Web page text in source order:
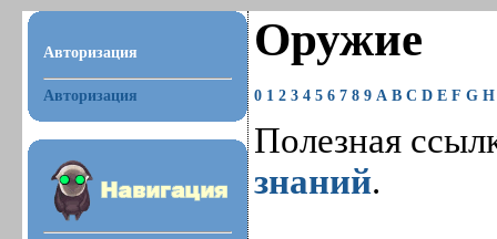
Авторизация
Авторизация
Оружие
0 1 2 3 4 5 6 7 8 9 A B C D E F G H
Полезная
знаний.